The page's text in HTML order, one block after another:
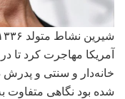
آمریکا مهاجرت کرد تا
خانه‌دار و سنتی و پدرش
شده بود نگاهی متفاوت